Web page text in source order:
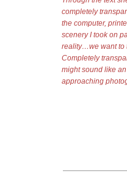
completely
the computer,
scenery I took on
reality…we want to
Completely
might sound like
approaching